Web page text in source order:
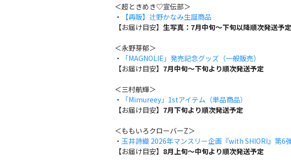
＜超ときめき♡宣伝部＞
・
【再販】辻野かなみ生誕商品
【お届け目安】 生写真：7月中旬～下旬以降順次発送予
＜永野芽郁＞
・
「MAGNOLIE」発売記念グッズ（一般販売）
【お届け目安】 7月中旬～下旬より順次発送予定
＜三村航輝＞
・
「Mimureey」1stアイテム（単品商品）
【お届け目安】 7月下旬より順次発送予定
＜ももいろクローバーZ＞
・ 玉井詩織 2026年マンスリー企画『with SHIORI』第6
【お届け目安】 8月上旬～中旬より順次発送予定